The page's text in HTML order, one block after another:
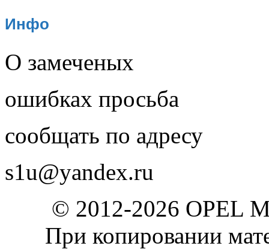
Инфо
О замеченых
ошибках просьба
сообщать по адресу
s1u@yandex.ru
© 2012-2026 OPEL
При копировании